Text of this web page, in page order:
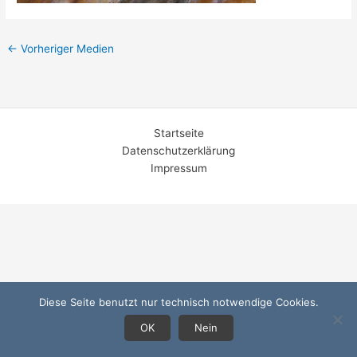
← Vorheriger Medien
Startseite
Datenschutzerklärung
Impressum
Diese Seite benutzt nur technisch notwendige Cookies.
OK
Nein